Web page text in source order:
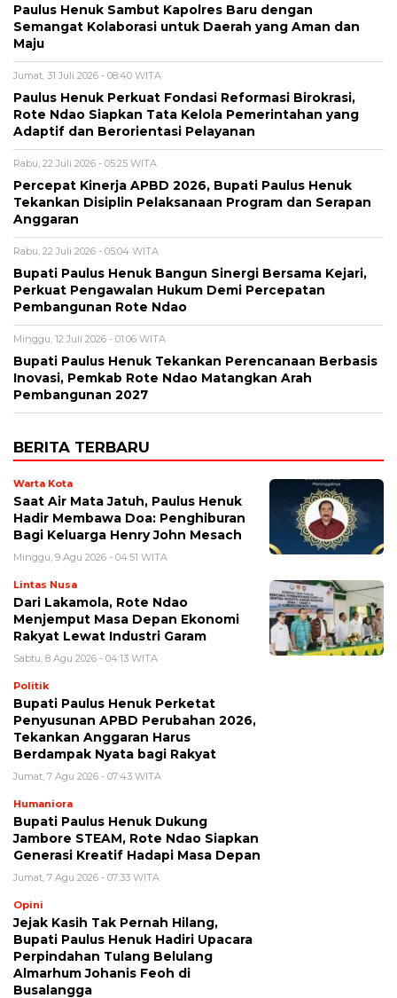
Paulus Henuk Sambut Kapolres Baru dengan
Semangat Kolaborasi untuk Daerah yang Aman dan
Maju
Jumat, 31 Juli 2026 - 08:40 WITA
Paulus Henuk Perkuat Fondasi Reformasi Birokrasi,
Rote Ndao Siapkan Tata Kelola Pemerintahan yang
Adaptif dan Berorientasi Pelayanan
Rabu, 22 Juli 2026 - 05:25 WITA
Percepat Kinerja APBD 2026, Bupati Paulus Henuk
Tekankan Disiplin Pelaksanaan Program dan Serapan
Anggaran
Rabu, 22 Juli 2026 - 05:04 WITA
Bupati Paulus Henuk Bangun Sinergi Bersama Kejari,
Perkuat Pengawalan Hukum Demi Percepatan
Pembangunan Rote Ndao
Minggu, 12 Juli 2026 - 01:06 WITA
Bupati Paulus Henuk Tekankan Perencanaan Berbasis
Inovasi, Pemkab Rote Ndao Matangkan Arah
Pembangunan 2027
BERITA TERBARU
Warta Kota
Saat Air Mata Jatuh, Paulus Henuk
Hadir Membawa Doa: Penghiburan
Bagi Keluarga Henry John Mesach
Minggu, 9 Agu 2026 - 04:51 WITA
Lintas Nusa
Dari Lakamola, Rote Ndao
Menjemput Masa Depan Ekonomi
Rakyat Lewat Industri Garam
Sabtu, 8 Agu 2026 - 04:13 WITA
Politik
Bupati Paulus Henuk Perketat
Penyusunan APBD Perubahan 2026,
Tekankan Anggaran Harus
Berdampak Nyata bagi Rakyat
Jumat, 7 Agu 2026 - 07:43 WITA
Humaniora
Bupati Paulus Henuk Dukung
Jambore STEAM, Rote Ndao Siapkan
Generasi Kreatif Hadapi Masa Depan
Jumat, 7 Agu 2026 - 07:33 WITA
Opini
Jejak Kasih Tak Pernah Hilang,
Bupati Paulus Henuk Hadiri Upacara
Perpindahan Tulang Belulang
Almarhum Johanis Feoh di
Busalangga